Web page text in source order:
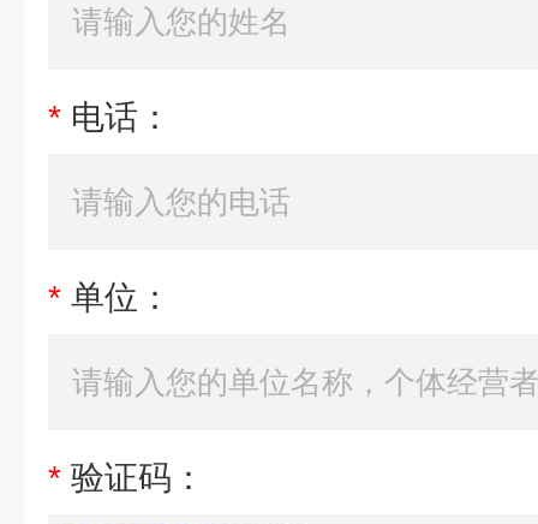
* 电话：
* 单位：
* 验证码：